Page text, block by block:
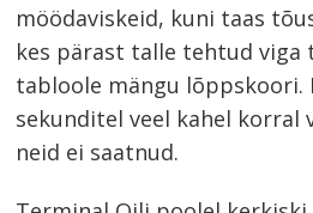
möödaviskeid, kuni taas
kes pärast talle tehtud viga
tabloole mängu lõppskoori.
sekunditel veel kahel korral
neid ei saatnud.